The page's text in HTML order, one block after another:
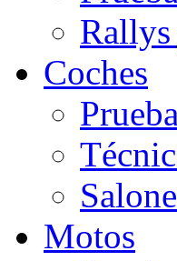
Coches
Motos